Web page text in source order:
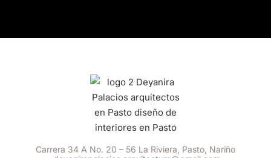
Carrera 34 A No. 20 – 56 La Riviera, Pasto, Nariño